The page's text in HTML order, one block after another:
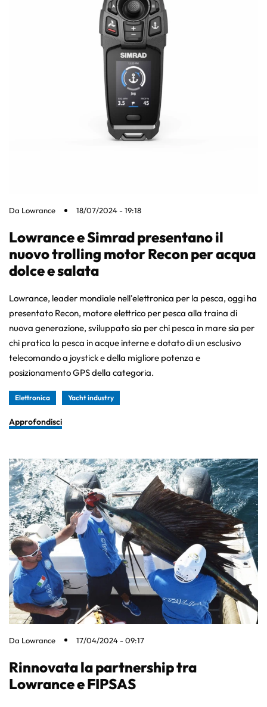
Da Lowrance 18/07/2024 - 19:18
Lowrance e Simrad presentano il
nuovo trolling motor Recon per acqua
dolce e salata
Lowrance, leader mondiale nell'elettronica per la pesca, oggi ha
presentato Recon, motore elettrico per pesca alla traina di
nuova generazione, sviluppato sia per chi pesca in mare sia per
chi pratica la pesca in acque interne e dotato di un esclusivo
telecomando a joystick e della migliore potenza e
posizionamento GPS della categoria.
Elettronica Yacht industry
Approfondisci
Da Lowrance 17/04/2024 - 09:17
Rinnovata la partnership tra
Lowrance e FIPSAS